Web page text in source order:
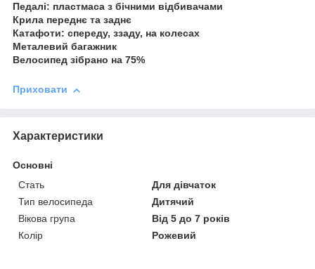
Педалі: пластмаса з бічними відбивачами
Крила переднє та заднє
Катафоти: спереду, ззаду, на колесах
Металевий багажник
Велосипед зібрано на 75%
Приховати
Характеристики
Основні
Стать
Для дівчаток
Тип велосипеда
Дитячий
Вікова група
Від 5 до 7 років
Колір
Рожевий